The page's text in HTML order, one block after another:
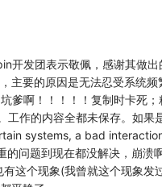
开发团表示敬佩，感谢其做
主要的原因是无法忍受系统
爹啊！！！！！复制时卡死
工作的内容全都未保存。如
systems, a bad
的问题到现在都没解决，崩溃
这个现象(我曾就这个现象